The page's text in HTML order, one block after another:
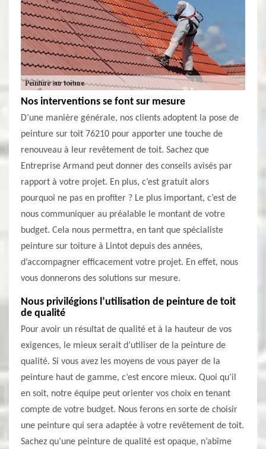
Nos interventions se font sur mesure
D’une manière générale, nos clients adoptent la pose de
peinture sur toit 76210 pour apporter une touche de
renouveau à leur revêtement de toit. Sachez que
Entreprise Armand peut donner des conseils avisés par
rapport à votre projet. En plus, c’est gratuit alors
pourquoi ne pas en profiter ? Le plus important, c’est de
nous communiquer au préalable le montant de votre
budget. Cela nous permettra, en tant que spécialiste
peinture sur toiture à Lintot depuis des années,
d’accompagner efficacement votre projet. En effet, nous
vous donnerons des solutions sur mesure.
Nous privilégions l’utilisation de peinture de toit
de qualité
Pour avoir un résultat de qualité et à la hauteur de vos
exigences, le mieux serait d’utiliser de la peinture de
qualité. Si vous avez les moyens de vous payer de la
peinture haut de gamme, c’est encore mieux. Quoi qu’il
en soit, notre équipe peut orienter vos choix en tenant
compte de votre budget. Nous ferons en sorte de choisir
une peinture qui sera adaptée à votre revêtement de toit.
Sachez qu’une peinture de qualité est opaque, n’abîme